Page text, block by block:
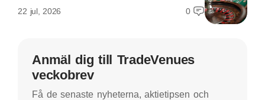
22 jul, 2026 0
Anmäl dig till TradeVenues
veckobrev
Få de senaste nyheterna, aktietipsen och